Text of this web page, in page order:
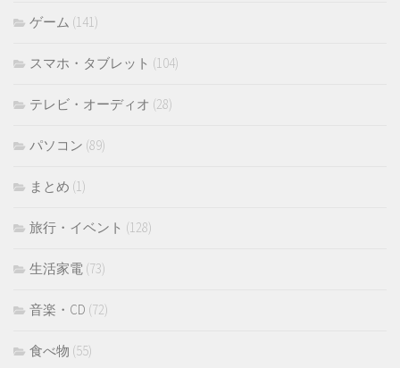
ゲーム (141)
スマホ・タブレット (104)
テレビ・オーディオ (28)
パソコン (89)
まとめ (1)
旅行・イベント (128)
生活家電 (73)
音楽・CD (72)
食べ物 (55)